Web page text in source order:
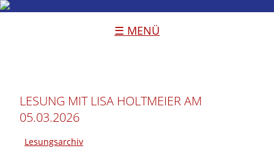
☰ MENÜ
LESUNG MIT LISA HOLTMEIER AM
05.03.2026
Lesungsarchiv